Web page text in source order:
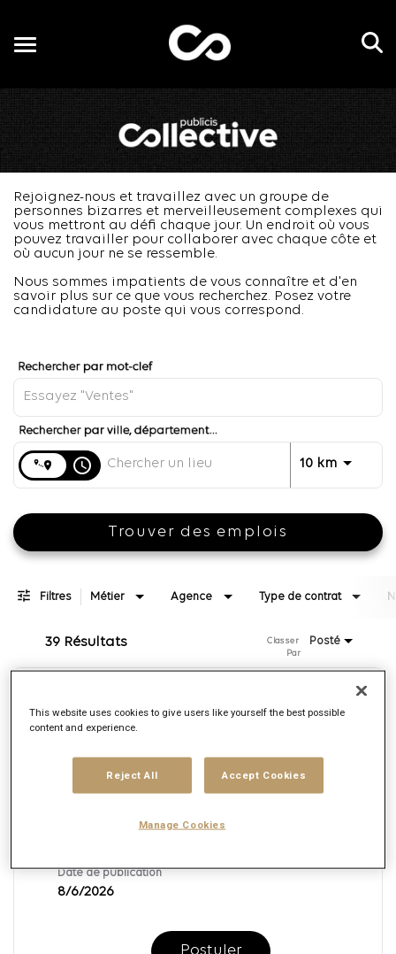
Toggle
navigation
FR
Rejoignez-nous et travaillez avec un groupe de
personnes bizarres et merveilleusement complexes qui
vous mettront au défi chaque jour. Un endroit où vous
pouvez travailler pour collaborer avec chaque côte et
où aucun jour ne se ressemble.
Nous sommes impatients de vous connaître et d'en
savoir plus sur ce que vous recherchez. Posez votre
candidature au poste qui vous correspond.
access_time 10 km
Trouver des emplois
Filtres Métier Agence Type de contrat
39 Résultats Posté
Classer
Par
ID:168799
Publicis Collective
Date de publication
8/6/2026
Postuler
This website uses cookies to give users like yourself the best possible
content and experience.
Reject All Accept Cookies
Manage Cookies